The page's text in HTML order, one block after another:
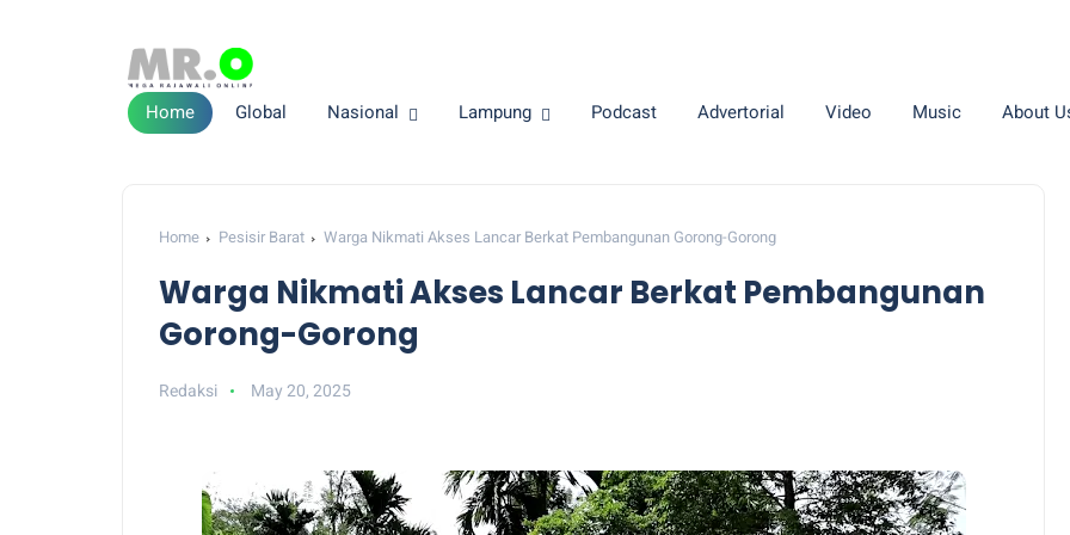
Home Global Nasional Lampung Podcast Advertorial Video Music About
Home Pesisir Barat Warga Nikmati Akses Lancar Berkat Pembangunan Gorong-Gorong
Warga Nikmati Akses Lancar Berkat Pembangunan
Gorong-Gorong
Redaksi May 20, 2025